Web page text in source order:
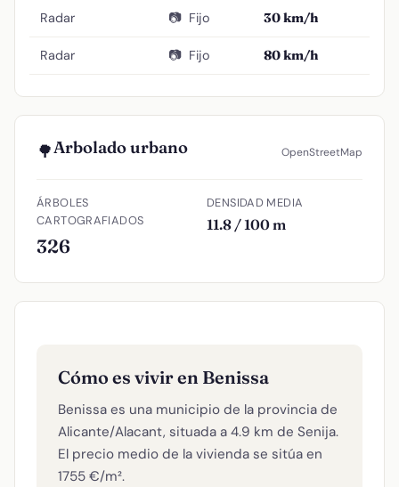
Radar 📷 Fijo 30 km/h
Radar 📷 Fijo 80 km/h
🌳Arbolado urbano OpenStreetMap
ÁRBOLES
CARTOGRAFIADOS
326
DENSIDAD MEDIA
11.8 / 100 m
Cómo es vivir en Benissa
Benissa es una municipio de la provincia de
Alicante/Alacant, situada a 4.9 km de Senija.
El precio medio de la vivienda se sitúa en
1755 €/m².